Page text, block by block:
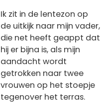
Ik zit in de lentezon op
de uitkijk naar mijn vader,
die net heeft geappt dat
hij er bijna is, als mijn
aandacht wordt
getrokken naar twee
vrouwen op het stoepje
tegenover het terras.